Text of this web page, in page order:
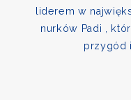
liderem w
nurków Padi ,
przygód